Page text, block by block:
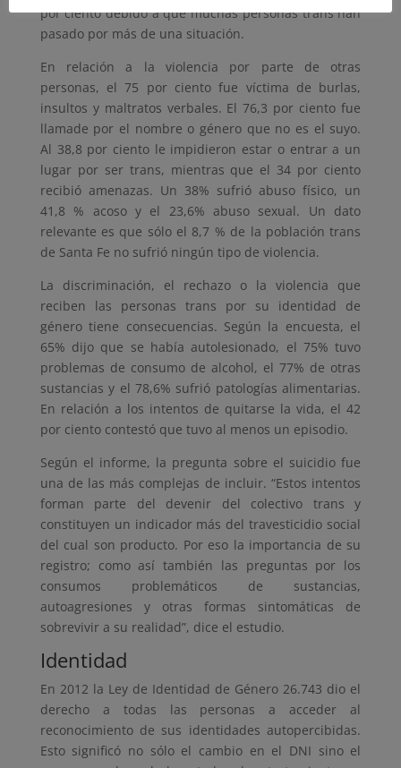
por ciento debido a que muchas personas trans han
pasado por más de una situación.
En relación a la violencia por parte de otras
personas, el 75 por ciento fue víctima de burlas,
insultos y maltratos verbales. El 76,3 por ciento fue
llamade por el nombre o género que no es el suyo.
Al 38,8 por ciento le impidieron estar o entrar a un
lugar por ser trans, mientras que el 34 por ciento
recibió amenazas. Un 38% sufrió abuso físico, un
41,8 % acoso y el 23,6% abuso sexual. Un dato
relevante es que sólo el 8,7 % de la población trans
de Santa Fe no sufrió ningún tipo de violencia.
La discriminación, el rechazo o la violencia que
reciben las personas trans por su identidad de
género tiene consecuencias. Según la encuesta, el
65% dijo que se había autolesionado, el 75% tuvo
problemas de consumo de alcohol, el 77% de otras
sustancias y el 78,6% sufrió patologías alimentarias.
En relación a los intentos de quitarse la vida, el 42
por ciento contestó que tuvo al menos un episodio.
Según el informe, la pregunta sobre el suicidio fue
una de las más complejas de incluir. “Estos intentos
forman parte del devenir del colectivo trans y
constituyen un indicador más del travesticidio social
del cual son producto. Por eso la importancia de su
registro; como así también las preguntas por los
consumos problemáticos de sustancias,
autoagresiones y otras formas sintomáticas de
sobrevivir a su realidad”, dice el estudio.
Identidad
En 2012 la Ley de Identidad de Género 26.743 dio el
derecho a todas las personas a acceder al
reconocimiento de sus identidades autopercibidas.
Esto significó no sólo el cambio en el DNI sino el